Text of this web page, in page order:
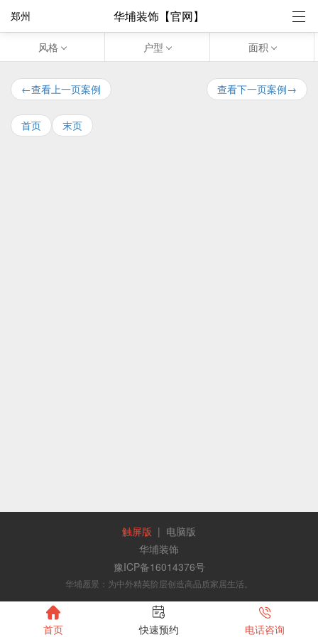
华埔装饰【官网】
郑州
风格 户型 面积
←查看上一页案例 查看下一页案例→
首页 末页
触屏版 | 电脑版
华埔装饰
豫ICP备16014376号
华埔愿景：为中外精英阶层创造高品质家居生活。

首页

快速预约

电话咨询